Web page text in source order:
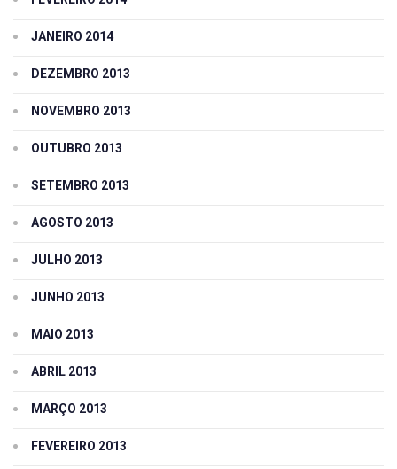
JANEIRO 2014
DEZEMBRO 2013
NOVEMBRO 2013
OUTUBRO 2013
SETEMBRO 2013
AGOSTO 2013
JULHO 2013
JUNHO 2013
MAIO 2013
ABRIL 2013
MARÇO 2013
FEVEREIRO 2013